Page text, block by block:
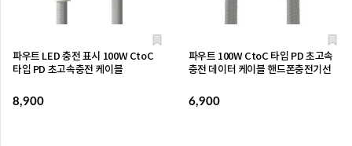
파우트 LED 충전 표시 100W CtoC
타입 PD 초고속충전 케이블
8,900
파우트 100W CtoC 타입 PD 초고속
충전 데이터 케이블 핸드폰충전기선
6,900